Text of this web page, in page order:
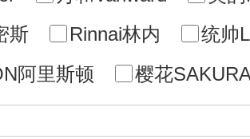
斯
Rinnai林内
统帅
阿里斯顿
樱花